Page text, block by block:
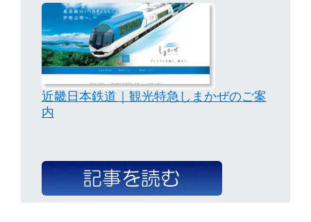
近畿日本鉄道｜観光特急しまかぜのご案
内